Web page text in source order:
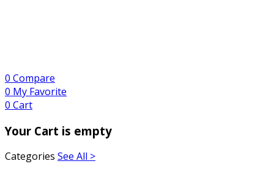
0 Compare
0 My Favorite
0 Cart
Your Cart is empty
Categories See All >